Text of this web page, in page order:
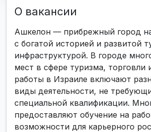
О вакансии
Ашкелон — прибрежный город
с богатой историей и развитой
инфраструктурой. В городе
мест в сфере туризма, торговли
работы в Израиле включают
виды деятельности, не
специальной квалификации.
предоставляют обучение на
возможности для карьерного